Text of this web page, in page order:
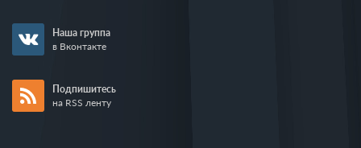
Наша группа
в Вконтакте
Подпишитесь
на RSS ленту